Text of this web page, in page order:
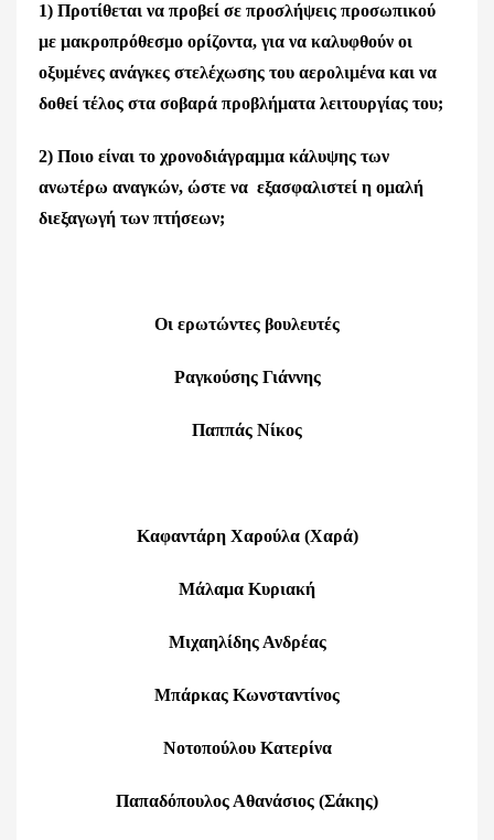
1) Προτίθεται να προβεί σε προσλήψεις προσωπικού
με μακροπρόθεσμο ορίζοντα, για να καλυφθούν οι
οξυμένες ανάγκες στελέχωσης του αερολιμένα και να
δοθεί τέλος στα σοβαρά προβλήματα λειτουργίας του;
2) Ποιο είναι το χρονοδιάγραμμα κάλυψης των
ανωτέρω αναγκών, ώστε να εξασφαλιστεί η ομαλή
διεξαγωγή των πτήσεων;
Οι ερωτώντες βουλευτές
Ραγκούσης Γιάννης
Παππάς Νίκος
Καφαντάρη Χαρούλα (Χαρά)
Μάλαμα Κυριακή
Μιχαηλίδης Ανδρέας
Μπάρκας Κωνσταντίνος
Νοτοπούλου Κατερίνα
Παπαδόπουλος Αθανάσιος (Σάκης)